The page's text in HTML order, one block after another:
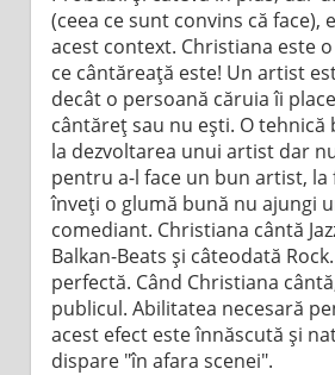
(ceea ce sunt convins că face),
acest context. Christiana este
ce cântăreaţă este! Un artist
decât o persoană căruia îi
cântăreţ sau nu eşti. O tehnică
la dezvoltarea unui artist dar
pentru a-l face un bun artist, la
înveţi o glumă bună nu ajungi
comediant. Christiana cântă
Balkan-Beats şi câteodată
perfectă. Când Christiana
publicul. Abilitatea necesară
acest efect este înnăscută și
dispare "în afara scenei".